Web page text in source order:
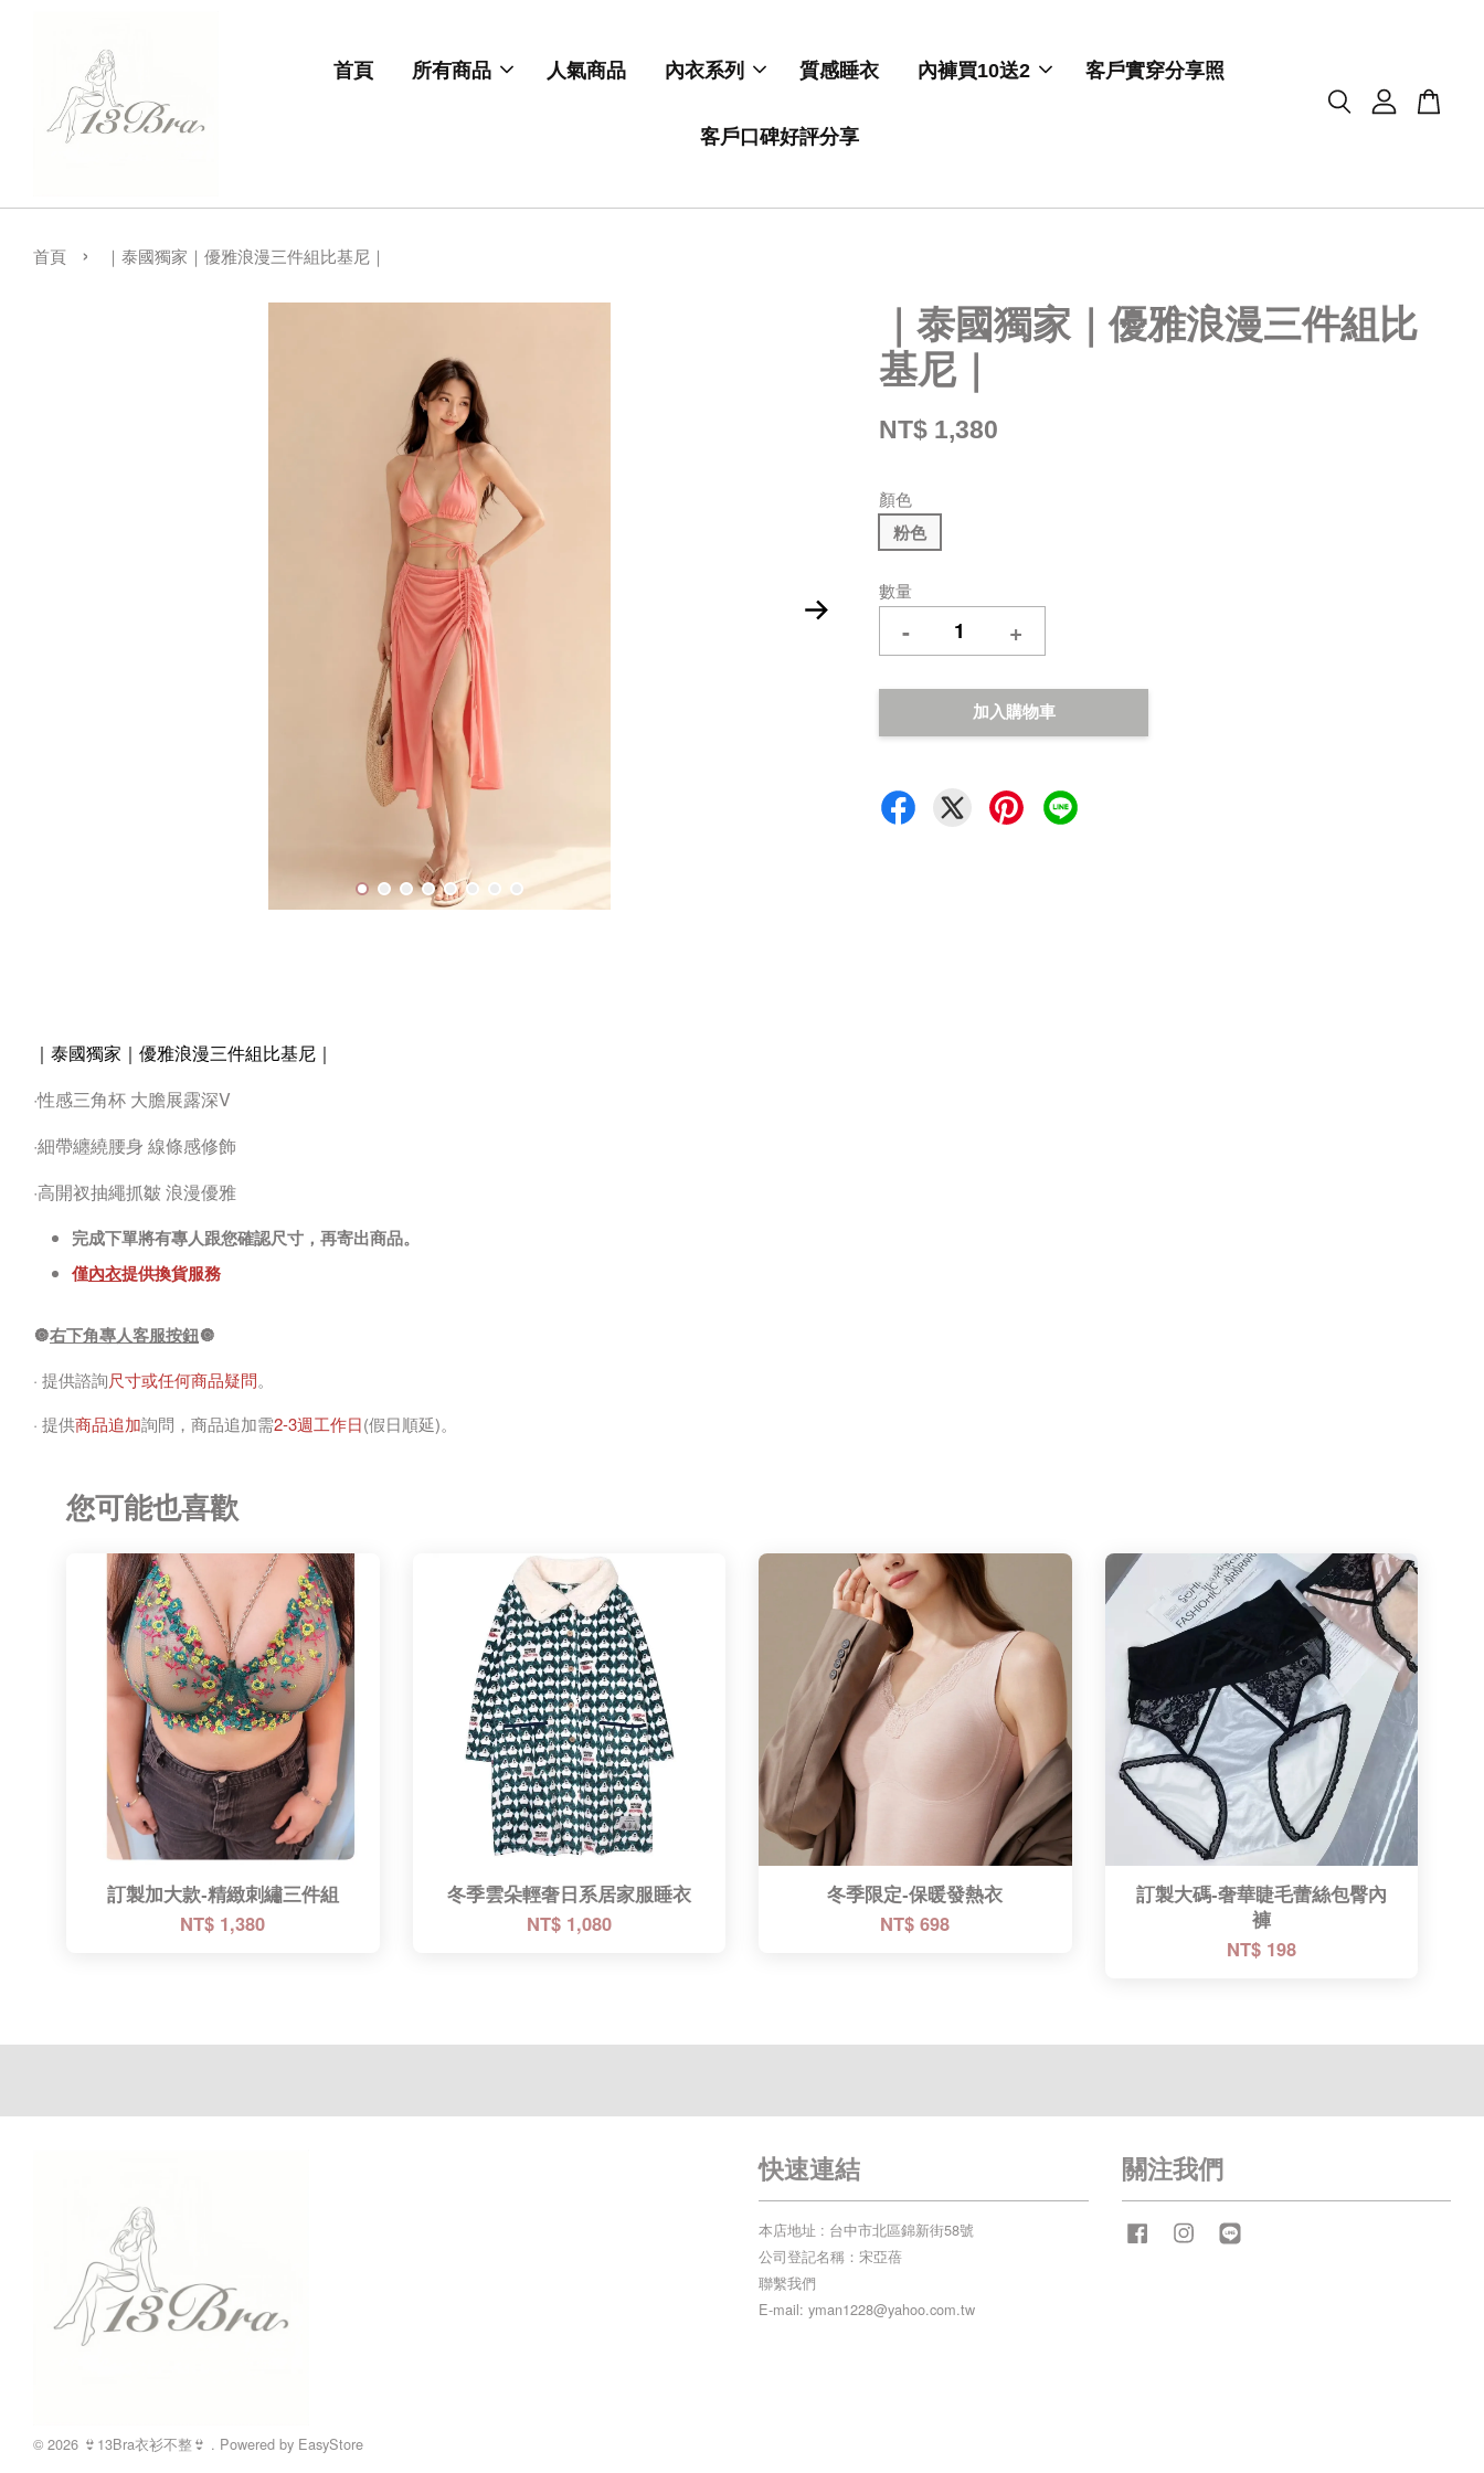
首頁 所有商品 人氣商品 內衣系列 質感睡衣 內褲買10送2 客戶實穿分享照
客戶口碑好評分享
首頁 › ｜泰國獨家｜優雅浪漫三件組比基尼｜
｜泰國獨家｜優雅浪漫三件組比
基尼｜
NT$ 1,380
顏色
粉色
數量
- +
加入購物車
｜泰國獨家｜優雅浪漫三件組比基尼 ｜
·性感三角杯 大膽展露深V
·細帶纏繞腰身 線條感修飾
·高開衩抽繩抓皺 浪漫優雅
完成下單將有專人跟您確認尺寸，再寄出商品。
僅內衣提供換貨服務
🔘右下角專人客服按鈕🔘
· 提供諮詢尺寸或任何商品疑問。
· 提供商品追加詢問，商品追加需2-3週工作日(假日順延)。
您可能也喜歡
訂製加大款-精緻刺繡三件組
NT$ 1,380
冬季雲朵輕奢日系居家服睡衣
NT$ 1,080
冬季限定-保暖發熱衣
NT$ 698
訂製大碼-奢華睫毛蕾絲包臀內
褲
NT$ 198
© 2026 👙13Bra衣衫不整👙 . Powered by EasyStore
快速連結
本店地址 : 台中市北區錦新街58號
公司登記名稱：宋亞蓓
聯繫我們
E-mail: yman1228@yahoo.com.tw
關注我們
Facebook Instagram